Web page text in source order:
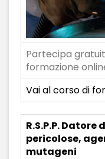
Partecipa
formazione
Vai al corso di
R.S.P.P.
pericolose,
mutageni